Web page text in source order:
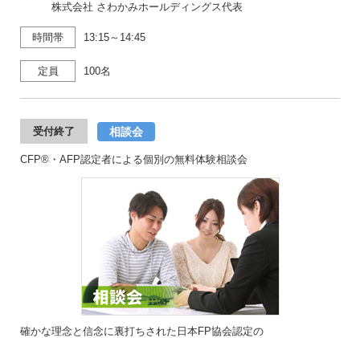
株式会社 さわかみホールディングス代表
時間帯 13:15～14:45
定員 100名
受付終了 相談会
CFP®・AFP認定者による個別の無料体験相談会
確かな理念と信念に裏打ちされた日本FP協会認定の